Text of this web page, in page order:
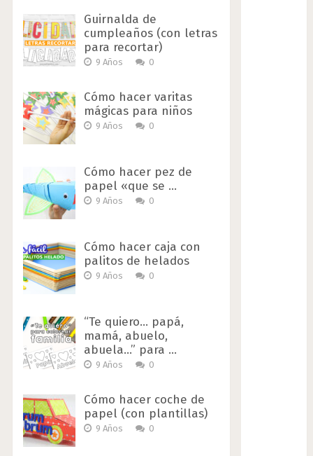
Guirnalda de
cumpleaños (con letras
para recortar)
9 Años 0
Cómo hacer varitas
mágicas para niños
9 Años 0
Cómo hacer pez de
papel «que se …
9 Años 0
Cómo hacer caja con
palitos de helados
9 Años 0
“Te quiero… papá,
mamá, abuelo,
abuela…” para …
9 Años 0
Cómo hacer coche de
papel (con plantillas)
9 Años 0